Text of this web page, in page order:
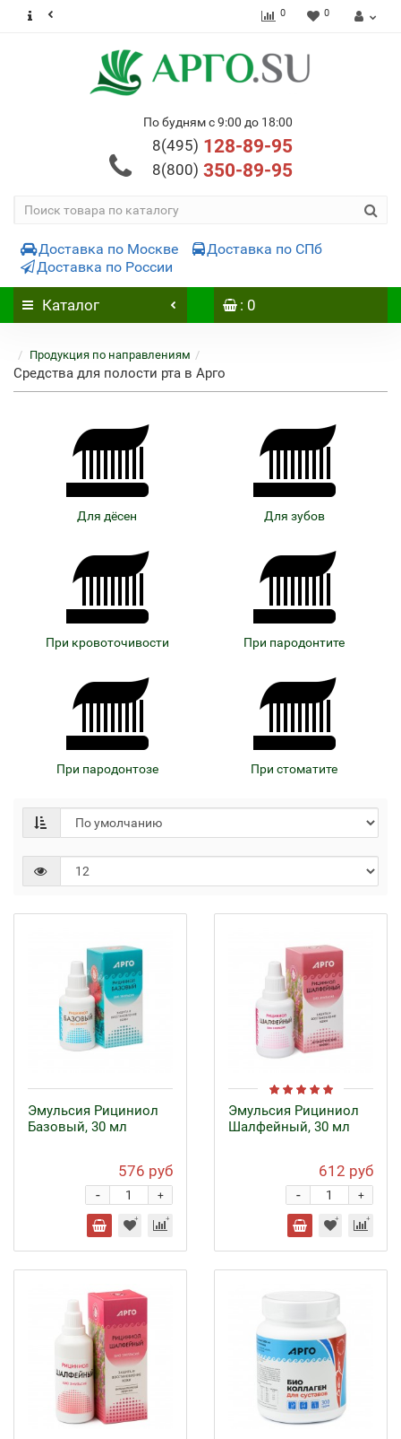
0 0
По будням с 9:00 до 18:00
8(495) 128-89-95
8(800) 350-89-95
Доставка по Москве
Доставка по СПб
Доставка по России
Каталог : 0
Продукция по направлениям
Средства для полости рта в Арго
Для дёсен Для зубов
При кровоточивости При пародонтите
При пародонтозе При стоматите
Эмульсия Рициниол
Базовый, 30 мл
576 руб
+
-
Эмульсия Рициниол
Шалфейный, 30 мл
612 руб
+
-